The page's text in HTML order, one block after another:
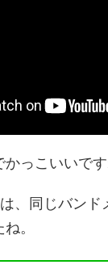
っこいいです
、同じバンド
。